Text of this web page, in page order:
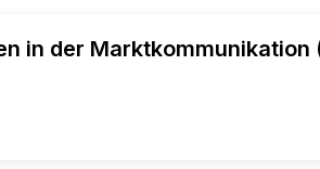
in der Marktkommunikation